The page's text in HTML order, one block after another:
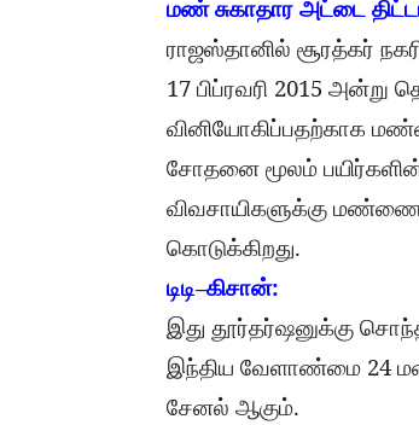
மண் சுகாதார அட்டை
ராஜஸ்தானில் சூரத்கர்
17 பிப்ரவரி 2015 அன்று
வினியோகிப்பதற்காக
சோதனை மூலம்
விவசாயிகளுக்கு
கொடுக்கிறது.
டிடி–கிசான்:
இது தூர்தர்ஷனுக்கு
இந்திய வேளாண்மை 24
சேனல் ஆகும்.